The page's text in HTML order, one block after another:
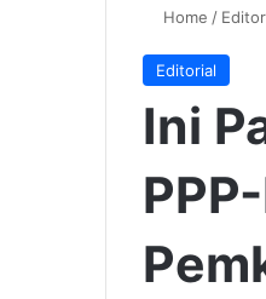
Home /
Editorial
Ini